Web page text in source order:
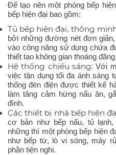
Để tạo nên một phòng bếp
bếp hiện đại bao gồm:
Tủ bếp hiện đại, thông
bởi những đường nét đơn
vào công năng sử dụng chứa
thiết tạo không gian thoáng
Hệ thống chiếu sáng:Với
việc tận dụng tối đa ánh sáng
thống đèn điện được thiết kế
làm tăng cảm hứng nấu ăn,
đình.
Các thiết bị nhà bếp hiện
cơ bản như bếp nấu, tủ
những thì một phòng bếp hiện
như bếp từ, lò vi sóng, máy
phần tiện nghi.